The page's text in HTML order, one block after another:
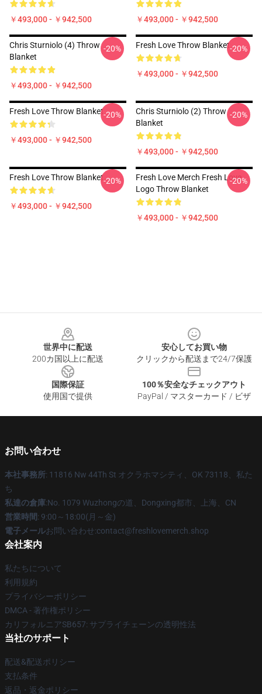
￥493,000 - ￥942,500 ￥493,000 - ￥942,500
Chris Sturniolo (4) Throw
Blanket
￥493,000 - ￥942,500
-20% Fresh Love Throw Blanket
￥493,000 - ￥942,500
-20%
Fresh Love Throw Blanket
￥493,000 - ￥942,500
-20%
Chris Sturniolo (2) Throw
Blanket
￥493,000 - ￥942,500
-20%
Fresh Love Throw Blanket
￥493,000 - ￥942,500
-20%
Fresh Love Merch Fresh Love
Logo Throw Blanket
￥493,000 - ￥942,500
-20%
世界中に配送
200カ国以上に配送
安心してお買い物
クリックから配送まで24/7保護
国際保証
使用国で提供
100％安全なチェックアウト
PayPal / マスターカード / ビザ
お問い合わせ
本社事務所: 11816 Nw 44Th St オクラホマシティ、OK 73118、私た
ち
私達の倉庫:No. 1079 Wuzhongの道、Dongxing都市、上海、CN
営業時間: 9:00～18:00(月～金)
電子メールお問い合わせ:contact@freshlovemerch.shop
会社案内
私たちについて
利用規約
プライバシーポリシー
DMCA - 著作権ポリシー
カリフォルニアSB657: サプライチェーンの透明性法
当社のサポート
配送&配送ポリシー
支払条件
返品・返金ポリシー